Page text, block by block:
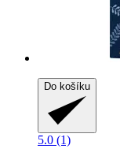
Do košíku
5.0 (1)